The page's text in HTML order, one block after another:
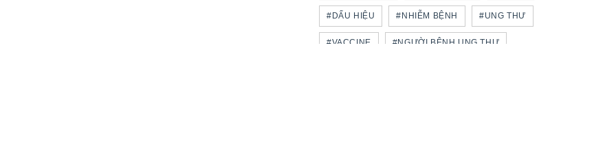
#DẤU HIỆU #NHIỄM BỆNH #UNG THƯ
#VACCINE #NGƯỜI BỆNH UNG THƯ